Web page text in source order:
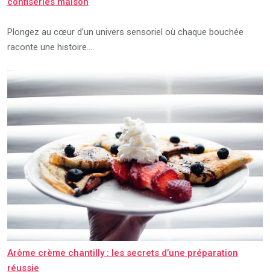
Plongez au cœur d’un univers sensoriel où chaque bouchée
raconte une histoire.…
Arôme crème chantilly : les secrets d’une préparation
réussie